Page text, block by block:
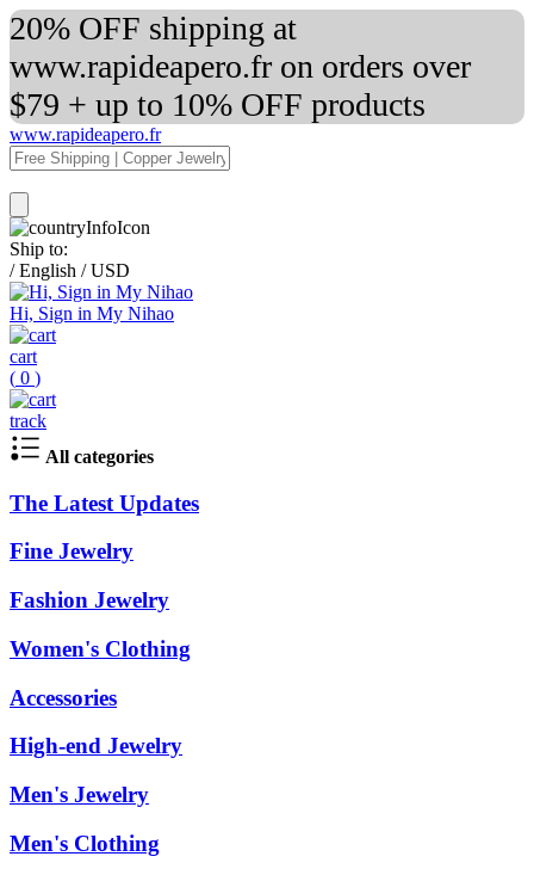
20% OFF shipping at
www.rapideapero.fr on orders over
$79 + up to 10% OFF products
www.rapideapero.fr
Ship to:
/ English / USD
Hi, Sign in My Nihao
cart
( 0 )
track
All categories
The Latest Updates
Fine Jewelry
Fashion Jewelry
Women's Clothing
Accessories
High-end Jewelry
Men's Jewelry
Men's Clothing